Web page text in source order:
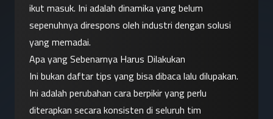
ikut masuk. Ini adalah dinamika yang belum
sepenuhnya direspons oleh industri dengan solusi
yang memadai.
Apa yang Sebenarnya Harus Dilakukan
Ini bukan daftar tips yang bisa dibaca lalu dilupakan.
Ini adalah perubahan cara berpikir yang perlu
diterapkan secara konsisten di seluruh tim